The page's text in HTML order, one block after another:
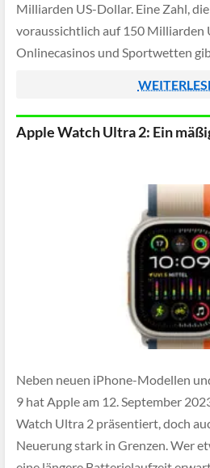
Milliarden US-Dollar. Eine Zahl,
voraussichtlich auf 150 Milliarden
Onlinecasinos und Sportwetten
Apple Watch Ultra 2: Ein
Neben neuen iPhone-Modellen
9 hat Apple am 12. September
Watch Ultra 2 präsentiert, doch
Neuerung stark in Grenzen. Wer